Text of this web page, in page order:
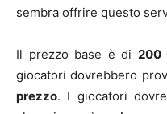
sembra offrire questo
Il prezzo base è di 200
giocatori dovrebbero
prezzo. I giocatori